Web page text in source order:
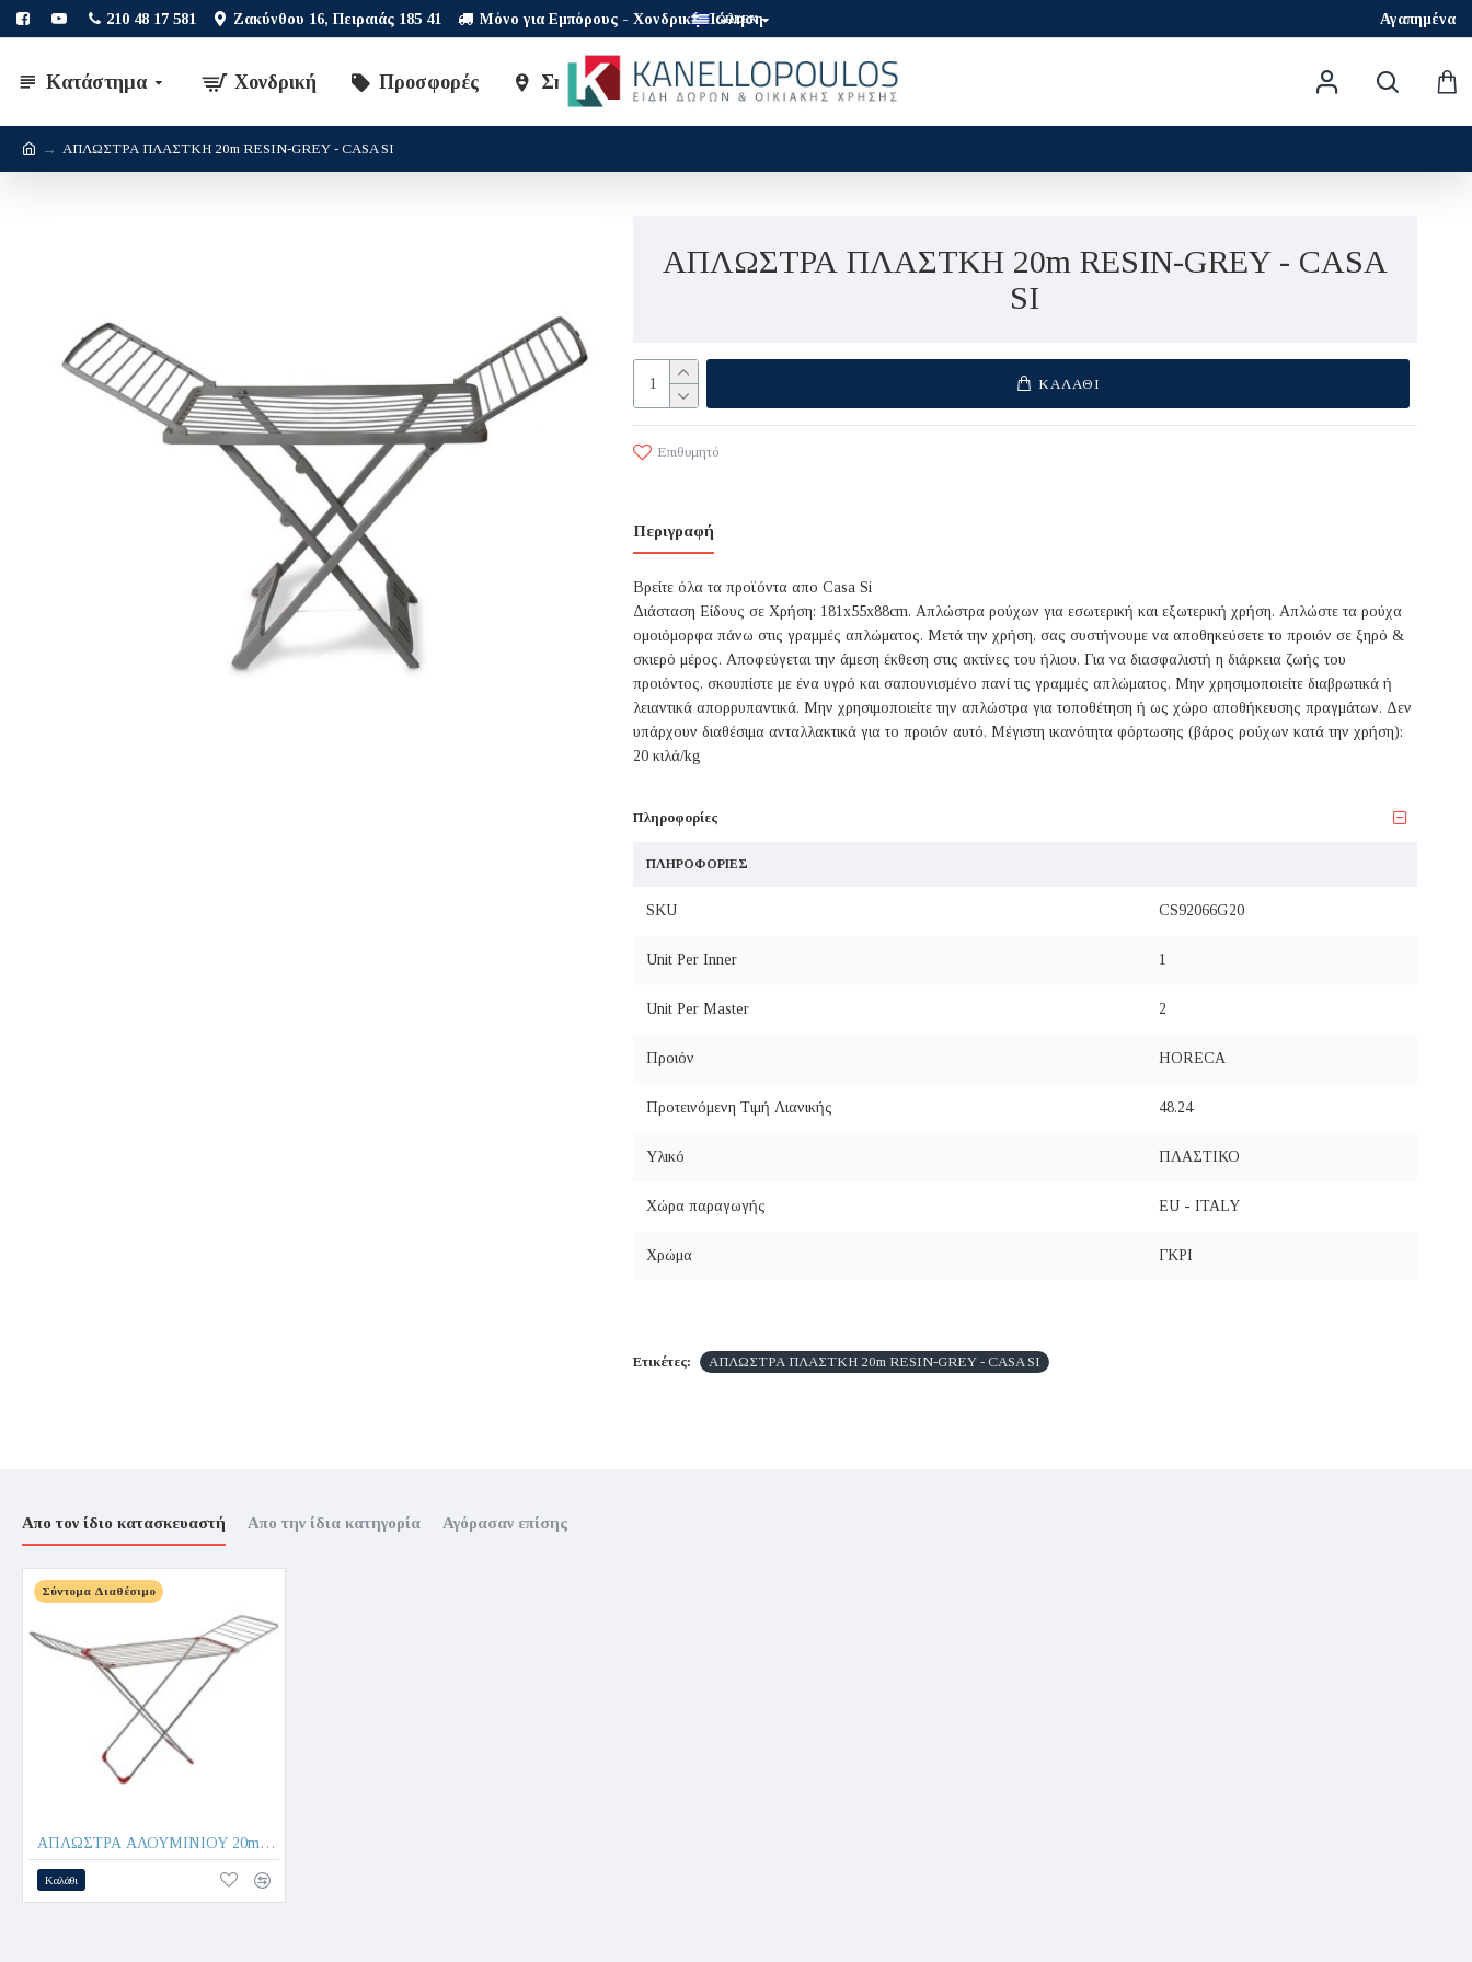
210 48 17 581 Ζακύνθου 16, Πειραιάς 185 41 Μόνο για Εμπόρους - Χονδρική Πώληση
GREEK Αγαπημένα
Κατάστημα Χονδρική Προσφορές Σημεία Πώλησης Brands
ΑΠΛΩΣΤΡΑ ΠΛΑΣΤΚΗ 20m RESIN-GREY - CASA SI
ΑΠΛΩΣΤΡΑ ΠΛΑΣΤΚΗ 20m RESIN-GREY - CASA
SI
ΚΑΛΆΘΙ
Επιθυμητό
Περιγραφή
Βρείτε όλα τα προϊόντα απο Casa Si
Διάσταση Είδους σε Χρήση: 181x55x88cm. Απλώστρα ρούχων για εσωτερική και εξωτερική χρήση. Απλώστε τα ρούχα
ομοιόμορφα πάνω στις γραμμές απλώματος. Μετά την χρήση, σας συστήνουμε να αποθηκεύσετε το προιόν σε ξηρό &
σκιερό μέρος. Αποφεύγεται την άμεση έκθεση στις ακτίνες του ήλιου. Για να διασφαλιστή η διάρκεια ζωής του
προιόντος, σκουπίστε με ένα υγρό και σαπουνισμένο πανί τις γραμμές απλώματος. Μην χρησιμοποιείτε διαβρωτικά ή
λειαντικά απορρυπαντικά. Μην χρησιμοποιείτε την απλώστρα για τοποθέτηση ή ως χώρο αποθήκευσης πραγμάτων. Δεν
υπάρχουν διαθέσιμα ανταλλακτικά για το προιόν αυτό. Μέγιστη ικανότητα φόρτωσης (βάρος ρούχων κατά την χρήση):
20 κιλά/kg
Πληροφορίες
ΠΛΗΡΟΦΟΡΊΕΣ
SKU CS92066G20
Unit Per Inner 1
Unit Per Master 2
Προιόν HORECA
Προτεινόμενη Τιμή Λιανικής 48.24
Υλικό ΠΛΑΣΤΙΚΟ
Χώρα παραγωγής EU - ITALY
Χρώμα ΓΚΡΙ
Ετικέτες: ΑΠΛΩΣΤΡΑ ΠΛΑΣΤΚΗ 20m RESIN-GREY - CASA SI
Απο τον ίδιο κατασκευαστή Απο την ίδια κατηγορία Αγόρασαν επίσης
Σύντομα Διαθέσιμο
ΑΠΛΩΣΤΡΑ ΑΛΟΥΜΙΝΙΟΥ 20m SUPER KENDY - CASA SI
Καλάθι